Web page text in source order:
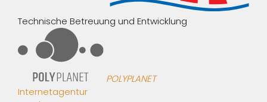
Technische Betreuung und Entwicklung
POLYPLANET
Internetagentur